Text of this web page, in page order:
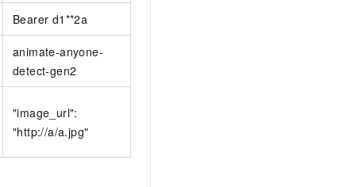
Bearer d1**2a
animate-anyone-
detect-gen2
"image_url":
"http://a/a.jpg"